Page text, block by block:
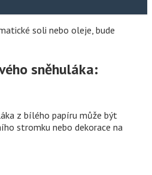
soli nebo oleje, bude
sněhuláka:
z bílého papíru může být
stromku nebo dekorace na